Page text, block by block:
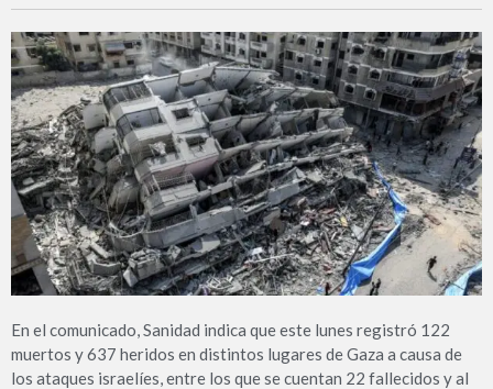
En el comunicado, Sanidad indica que este lunes registró 122
muertos y 637 heridos en distintos lugares de Gaza a causa de
los ataques israelíes, entre los que se cuentan 22 fallecidos y al